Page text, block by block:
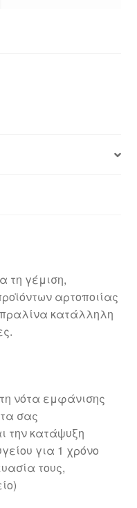
τη γέμιση,
αρτοποιίας
κατάλληλη
νότα εμφάνισης
σας
την κατάψυξη
για 1 χρόνο
τους,